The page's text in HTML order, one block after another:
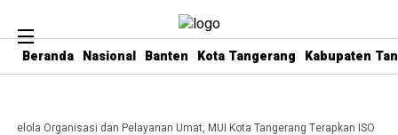
Beranda Nasional Banten Kota Tangerang Kabupaten
Organisasi dan Pelayanan Umat, MUI Kota Tangerang Terapkan ISO